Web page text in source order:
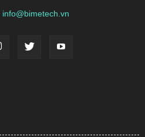
info@bimetech.vn